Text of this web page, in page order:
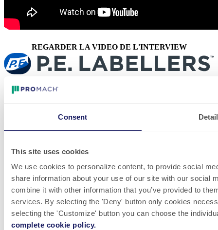
Consent
This site uses cookies
We use cookies to personalize content, to provide social
share information about your use of our site with our social
combine it with other information that you’ve provided to
services. By selecting the 'Deny' button only cookies
selecting the 'Customize' button you can choose the
complete cookie policy.
REGARDER LA VIDEO DE L'INTERVIEW
LinkedIn
Whistleblowing
P.E. Labellers propose des étiqueteuses automatiques performantes,
flexibles et personnalisables, basées sur l’innovation en matière de
production de clients du monde entier, présents sur de nombreux
Venez travailler avec nous! Nous sommes toujours à la
recherche de grands talents pour rejoindre nos équipes.
VOIR LES OFFRES D'EMPLOI
Clause de non-responsabilité et politique de confidentialité
Information sur le site
© 2026 P.E. LABELLERS S.p.A a socio unico Via Industria,